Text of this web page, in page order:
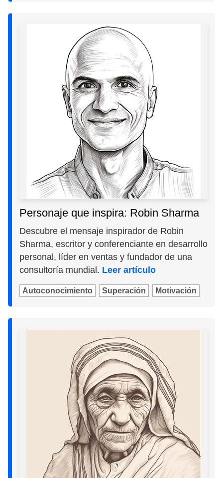
Personaje que inspira: Robin Sharma
Descubre el mensaje inspirador de Robin
Sharma, escritor y conferenciante en desarrollo
personal, líder en ventas y fundador de una
consultoría mundial. Leer artículo
Autoconocimiento Superación Motivación